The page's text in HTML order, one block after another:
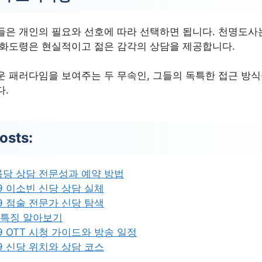
은 개인의 필요와 선호에 따라 선택하면 됩니다. 천명도사
도령은 현실적이고 젊은 감각의 상담을 제공합니다.
패러다임을 보여주는 두 무속인, 그들의 독특한 접근 방
.
상담 전문성과 예약 방법
이소빈 신당 상담 실체
점술 전문가 신당 탐색
징 알아보기
OTT 시청 가이드와 방송 일정
신당 위치와 상담 코스